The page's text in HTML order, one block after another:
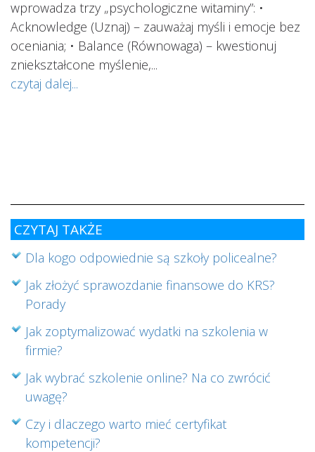
wprowadza trzy „psychologiczne witaminy”: •
Acknowledge (Uznaj) – zauważaj myśli i emocje bez
oceniania; • Balance (Równowaga) – kwestionuj
zniekształcone myślenie,...
czytaj dalej...
CZYTAJ TAKŻE
Dla kogo odpowiednie są szkoły policealne?
Jak złożyć sprawozdanie finansowe do KRS?
Porady
Jak zoptymalizować wydatki na szkolenia w
firmie?
Jak wybrać szkolenie online? Na co zwrócić
uwagę?
Czy i dlaczego warto mieć certyfikat
kompetencji?